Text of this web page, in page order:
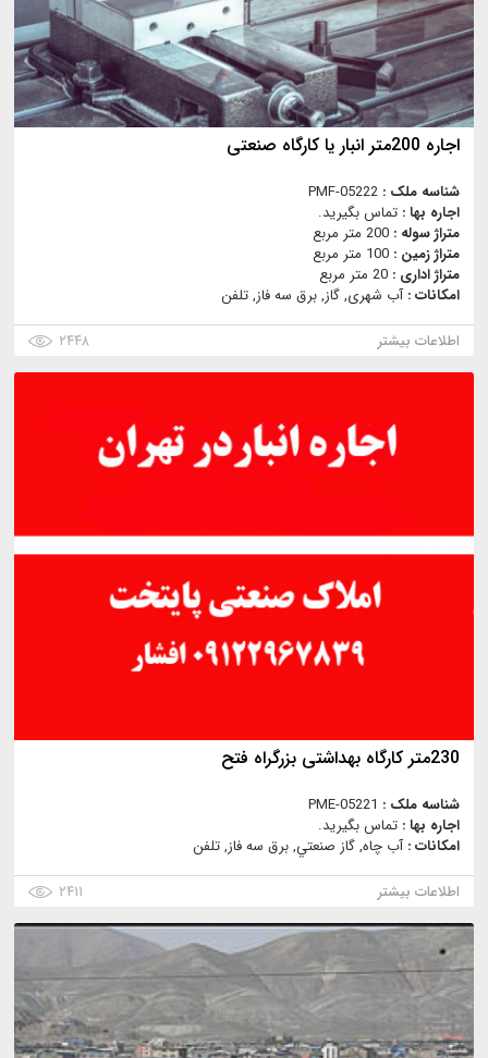
اجاره 200متر انبار یا کارگاه صنعتی
شناسه ملک : PMF-05222
اجاره بها : تماس بگیرید.
متراژ سوله : 200 متر مربع
متراژ زمین : 100 متر مربع
متراژ اداری : 20 متر مربع
امکانات :آب شهری, گاز, برق سه فاز, تلفن
اطلاعات بیشتر
۲۴۴۸
230متر کارگاه بهداشتی بزرگراه فتح
شناسه ملک : PME-05221
اجاره بها : تماس بگیرید.
امکانات :آب چاه, گاز صنعتي, برق سه فاز, تلفن
اطلاعات بیشتر
۲۴۱۱